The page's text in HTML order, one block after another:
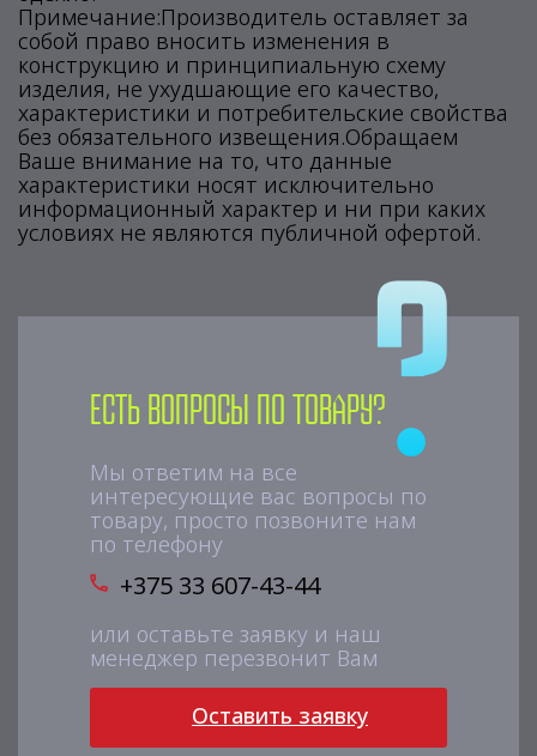
Примечание:Производитель оставляет за
собой право вносить изменения в
конструкцию и принципиальную схему
изделия, не ухудшающие его качество,
характеристики и потребительские свойства
без обязательного извещения.Обращаем
Ваше внимание на то, что данные
характеристики носят исключительно
информационный характер и ни при каких
условиях не являются публичной офертой.
Есть вопросы по товару?
Мы ответим на все
интересующие вас вопросы по
товару, просто позвоните нам
по телефону
+375 33 607-43-44
или оставьте заявку и наш
менеджер перезвонит Вам
Оставить заявку